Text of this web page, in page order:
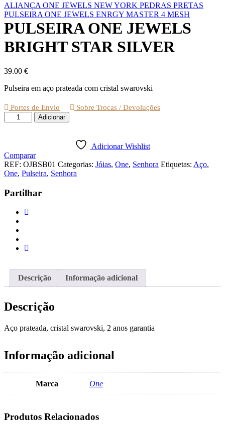
ALIANÇA ONE JEWELS NEW YORK PEDRAS PRETAS
PULSEIRA ONE JEWELS ENRGY MASTER 4 MESH
PULSEIRA ONE JEWELS
BRIGHT STAR SILVER
39.00 €
Pulseira em aço prateada com cristal swarovski
Portes de Envio Sobre Trocas / Devoluções
Quantidade
de
JEWELS
BRIGHT
STAR
SILVER
Adicionar
Adicionar Wishlist
Comparar
REF: OJBSB01 Categorias: Jóias, One, Senhora Etiquetas: Aço,
One, Pulseira, Senhora
Partilhar
Descrição Informação adicional
Descrição
Aço prateada, cristal swarovski, 2 anos garantia
Informação adicional
Marca One
Produtos Relacionados